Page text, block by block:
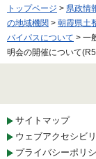
トップページ > 県政情
の地域機関 > 朝霞県土
バイパスについて > 一
明会の開催について
サイトマップ
ウェブアクセシビ
プライバシーポリ